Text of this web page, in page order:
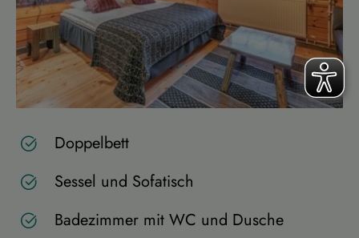
Doppelbett
Sessel und Sofatisch
Badezimmer mit WC und Dusche